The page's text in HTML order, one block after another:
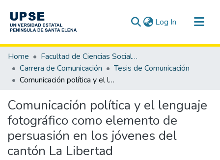
Log In (current)
Communities & Collections
All of DSpace
Statistics
Home
Facultad de Ciencias Sociales y de la Salud
Carrera de Comunicación
Tesis de Comunicación
Comunicación política y el lenguaje fotográfico como elemento de persuasión en los jóvenes del cantón La Libertad
Comunicación política y el lenguaje
fotográfico como elemento de
persuasión en los jóvenes del
cantón La Libertad